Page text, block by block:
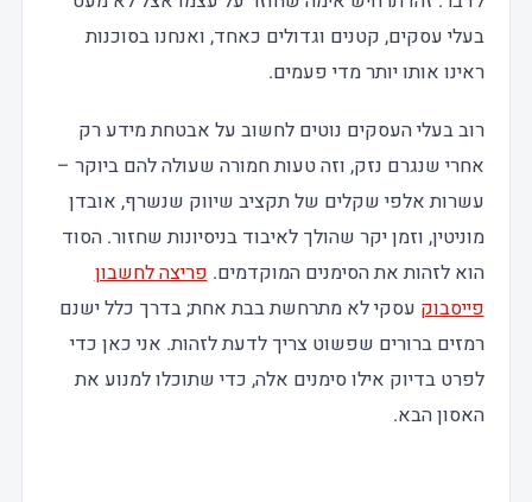
בעלי עסקים, קטנים וגדולים כאחד, ואנחנו בסוכנות
ראינו אותו יותר מדי פעמים.
רוב בעלי העסקים נוטים לחשוב על אבטחת מידע רק
אחרי שנגרם נזק, וזה טעות חמורה שעולה להם ביוקר –
עשרות אלפי שקלים של תקציב שיווק שנשרף, אובדן
מוניטין, וזמן יקר שהולך לאיבוד בניסיונות שחזור. הסוד
הוא לזהות את הסימנים המוקדמים.פריצה לחשבון
פייסבוק עסקי לא מתרחשת בבת אחת; בדרך כלל ישנם
רמזים ברורים שפשוט צריך לדעת לזהות. אני כאן כדי
לפרט בדיוק אילו סימנים אלה, כדי שתוכלו למנוע את
האסון הבא.